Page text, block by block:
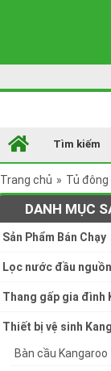
Tìm kiếm
Trang chủ » Tủ
DANH MỤC
Sản Phẩm Bán Chạy
Lọc nước đầu nguồn
Thang gấp gia đình
Thiết bị vệ sinh
Bàn cầu Kangaroo